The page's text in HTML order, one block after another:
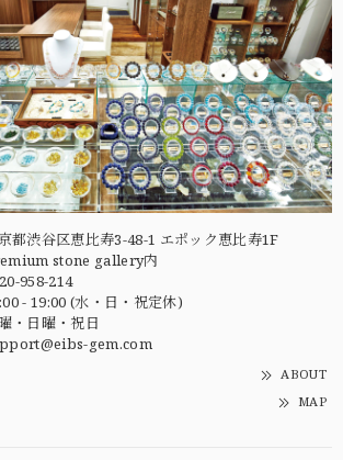
都渋谷区恵比寿3-48-1 エポック恵比寿1F
stone gallery内
958-214
- 19:00 (水・日・祝定休)
・日曜・祝日
gem.com
ABOUT
MAP